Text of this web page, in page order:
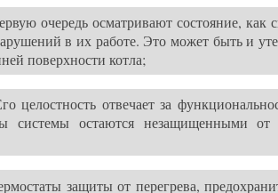
очередь осматривают состояние, как
в их работе. Это может быть и
поверхности котла;
целостность отвечает за
системы остаются незащищенными от
защиты от перегрева,